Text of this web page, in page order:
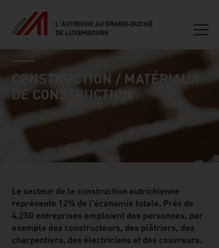
L'AUTRICHE AU GRAND-DUCHÉ
DE LUXEMBOURG
Inhalt
industry page
CONSTRUCTION / MATÉRIAUX
DE CONSTRUCTION
Le secteur de la construction autrichienne
représente 12% de l'économie totale. Près de
4,250 entreprises emploient des personnes, par
exemple des constructeurs, des plâtriers, des
charpentiers, des électriciens et des couvreurs.